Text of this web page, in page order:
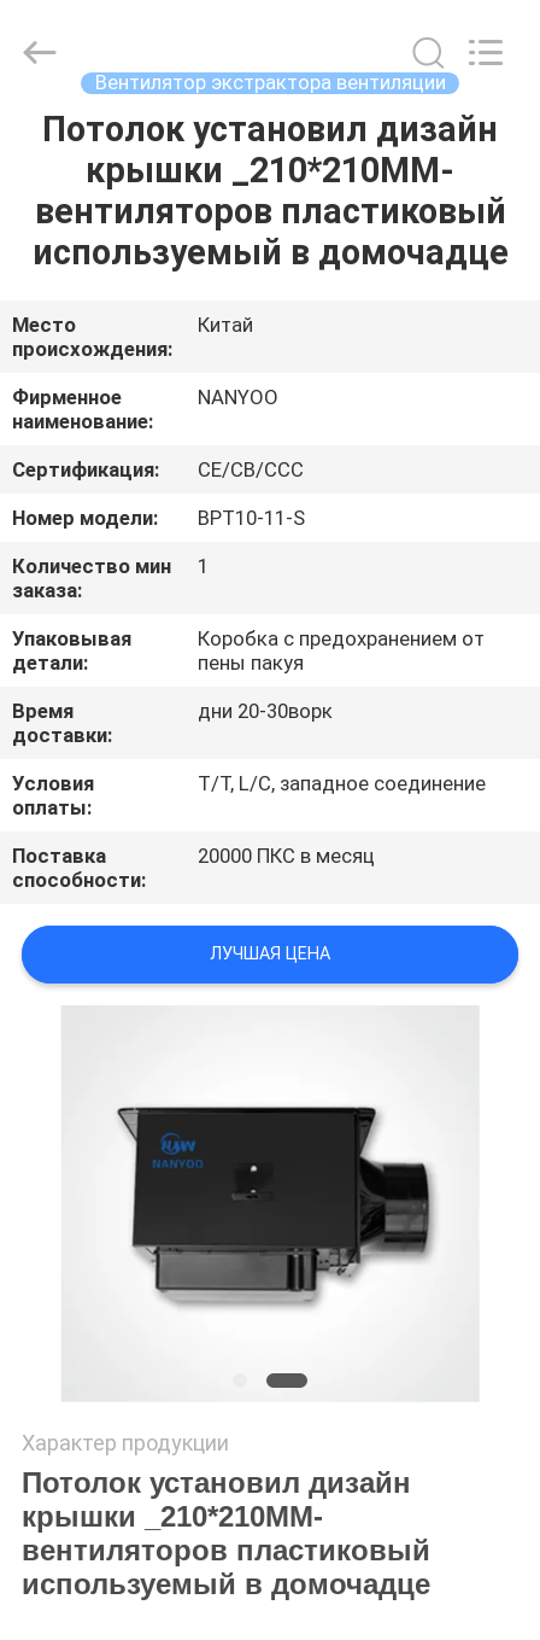
ДОМ
ПРОДУКТЫ
НАС
ПУТЕШЕСТВИЕ
ФАБРИКИ
ПРОВЕРКА
КАЧЕСТВА
СВЯЖИТЕСЬ
МЫ
НОВОСТИ
САЙТА
Copyright
Nanhai
Вентилятор экстрактора вентиляции
Потолок установил дизайн
крышки _210*210MM-
вентиляторов пластиковый
используемый в домочадце
Место
происхождения:
Китай
Фирменное
наименование:
NANYOO
Сертификация:
CE/CB/CCC
Номер модели:
BPT10-11-S
Количество мин
заказа:
1
Упаковывая
детали:
Коробка с предохранением от
пены пакуя
Время
доставки:
дни 20-30ворк
Условия
оплаты:
T/T, L/C, западное соединение
Поставка
способности:
20000 ПКС в месяц
ЛУЧШАЯ ЦЕНА
Характер продукции
Потолок установил дизайн
крышки _210*210MM-
вентиляторов пластиковый
используемый в домочадце